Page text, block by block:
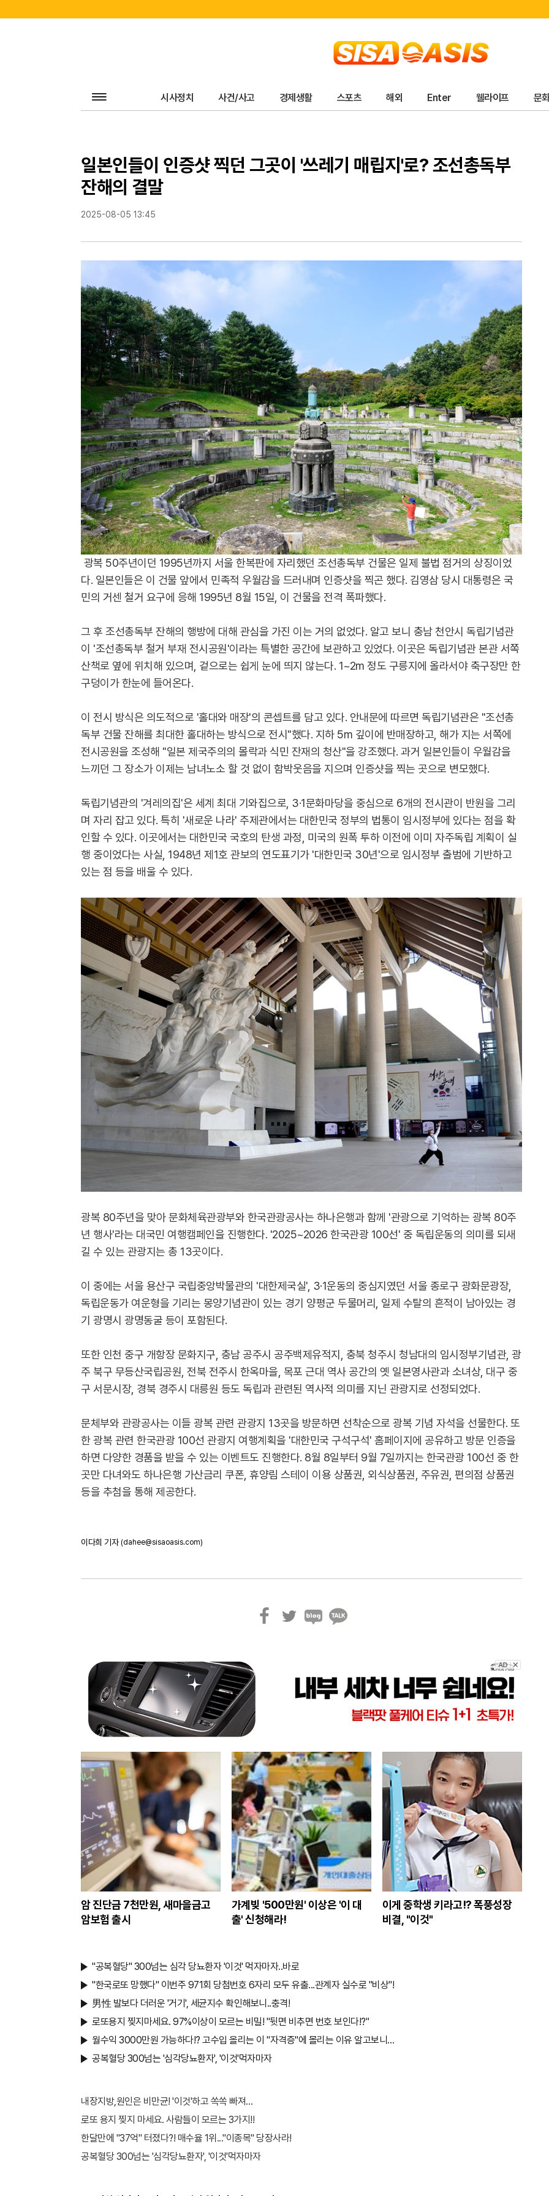
사
시사정치 사건/사고 경제생활 스포츠 해외 Enter 웰라이프 문
일본인들이 인증샷 찍던 그곳이 '쓰레기 매립지'로? 조선총독부
잔해의 결말
2025-08-05 13:45
광복 50주년이던 1995년까지 서울 한복판에 자리했던 조선총독부 건물은 일제 불법 점거의 상징이었
다. 일본인들은 이 건물 앞에서 민족적 우월감을 드러내며 인증샷을 찍곤 했다. 김영삼 당시 대통령은 국
민의 거센 철거 요구에 응해 1995년 8월 15일, 이 건물을 전격 폭파했다.
그 후 조선총독부 잔해의 행방에 대해 관심을 가진 이는 거의 없었다. 알고 보니 충남 천안시 독립기념관
이 '조선총독부 철거 부재 전시공원'이라는 특별한 공간에 보관하고 있었다. 이곳은 독립기념관 본관 서쪽
산책로 옆에 위치해 있으며, 겉으로는 쉽게 눈에 띄지 않는다. 1~2m 정도 구릉지에 올라서야 축구장만 한
구덩이가 한눈에 들어온다.
이 전시 방식은 의도적으로 '홀대와 매장'의 콘셉트를 담고 있다. 안내문에 따르면 독립기념관은 "조선총
독부 건물 잔해를 최대한 홀대하는 방식으로 전시"했다. 지하 5m 깊이에 반매장하고, 해가 지는 서쪽에
전시공원을 조성해 "일본 제국주의의 몰락과 식민 잔재의 청산"을 강조했다. 과거 일본인들이 우월감을
느끼던 그 장소가 이제는 남녀노소 할 것 없이 함박웃음을 지으며 인증샷을 찍는 곳으로 변모했다.
독립기념관의 '겨레의집'은 세계 최대 기와집으로, 3·1문화마당을 중심으로 6개의 전시관이 반원을 그리
며 자리 잡고 있다. 특히 '새로운 나라' 주제관에서는 대한민국 정부의 법통이 임시정부에 있다는 점을 확
인할 수 있다. 이곳에서는 대한민국 국호의 탄생 과정, 미국의 원폭 투하 이전에 이미 자주독립 계획이 실
행 중이었다는 사실, 1948년 제1호 관보의 연도표기가 '대한민국 30년'으로 임시정부 출범에 기반하고
있는 점 등을 배울 수 있다.
광복 80주년을 맞아 문화체육관광부와 한국관광공사는 하나은행과 함께 '관광으로 기억하는 광복 80주
년 행사'라는 대국민 여행캠페인을 진행한다. '2025~2026 한국관광 100선' 중 독립운동의 의미를 되새
길 수 있는 관광지는 총 13곳이다.
이 중에는 서울 용산구 국립중앙박물관의 '대한제국실', 3·1운동의 중심지였던 서울 종로구 광화문광장,
독립운동가 여운형을 기리는 몽양기념관이 있는 경기 양평군 두물머리, 일제 수탈의 흔적이 남아있는 경
기 광명시 광명동굴 등이 포함된다.
또한 인천 중구 개항장 문화지구, 충남 공주시 공주백제유적지, 충북 청주시 청남대의 임시정부기념관, 광
주 북구 무등산국립공원, 전북 전주시 한옥마을, 목포 근대 역사 공간의 옛 일본영사관과 소녀상, 대구 중
구 서문시장, 경북 경주시 대릉원 등도 독립과 관련된 역사적 의미를 지닌 관광지로 선정되었다.
문체부와 관광공사는 이들 광복 관련 관광지 13곳을 방문하면 선착순으로 광복 기념 자석을 선물한다. 또
한 광복 관련 한국관광 100선 관광지 여행계획을 '대한민국 구석구석' 홈페이지에 공유하고 방문 인증을
하면 다양한 경품을 받을 수 있는 이벤트도 진행한다. 8월 8일부터 9월 7일까지는 한국관광 100선 중 한
곳만 다녀와도 하나은행 가산금리 쿠폰, 휴양림 스테이 이용 상품권, 외식상품권, 주유권, 편의점 상품권
등을 추첨을 통해 제공한다.
이다희 기자 (dahee@sisaoasis.com)
암 진단금 7천만원, 새마을금고
암보험 출시
가계빚 '500만원' 이상은 '이 대
출' 신청해라!
이게 중학생 키라고!? 폭풍성장
비결, "이것"
"공복혈당" 300넘는 심각 당뇨환자 '이것' 먹자마자..바로
"한국로또 망했다" 이번주 971회 당첨번호 6자리 모두 유출...관계자 실수로 "비상"!
男性 발보다 더러운 '거기', 세균지수 확인해보니..충격!
로또용지 찢지마세요. 97%이상이 모르는 비밀! "뒷면 비추면 번호 보인다!?"
월수익 3000만원 가능하다!? 고수입 올리는 이 "자격증"에 몰리는 이유 알고보니…
공복혈당 300넘는 '심각당뇨환자', '이것'먹자마자
내장지방,원인은 비만균! '이것'하고 쏙쏙 빠져…
로또 용지 찢지 마세요. 사람들이 모르는 3가지!!
한달만에 "37억" 터졌다?! 매수율 1위..."이종목" 당장사라!
공복혈당 300넘는 '심각당뇨환자', '이것'먹자마자